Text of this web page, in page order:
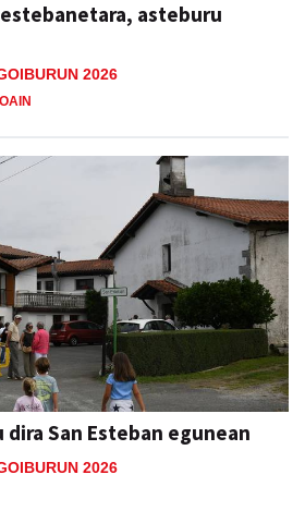
asteburu
2026
San Esteban egunean
2026